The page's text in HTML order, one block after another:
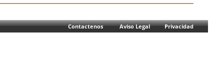
Contactenos Aviso Legal Privacidad